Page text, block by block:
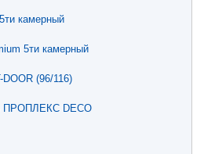
камерный
5ти камерный
(96/116)
ПРОПЛЕКС DECO